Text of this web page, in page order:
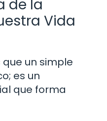
de la
Vida
un simple
es un
que forma